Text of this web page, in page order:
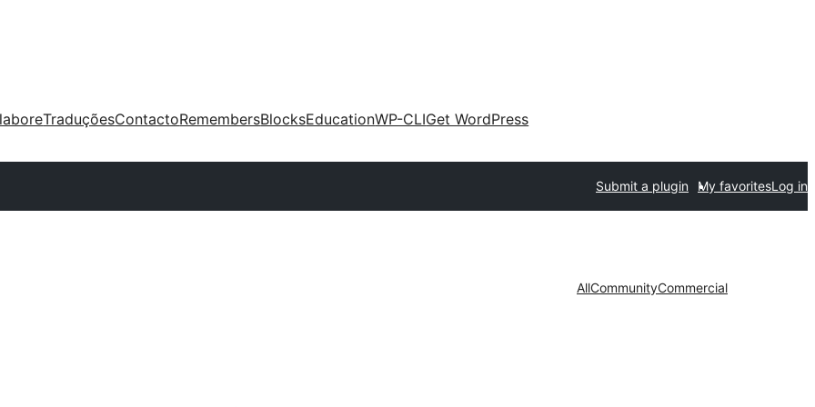
TraduçõesContactoRemembersBlocksEducationWP-CLIGet WordPress
Submit a plugin My favoritesLog in
AllCommunityCommercial